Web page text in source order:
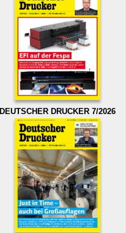
DEUTSCHER DRUCKER 7/2026